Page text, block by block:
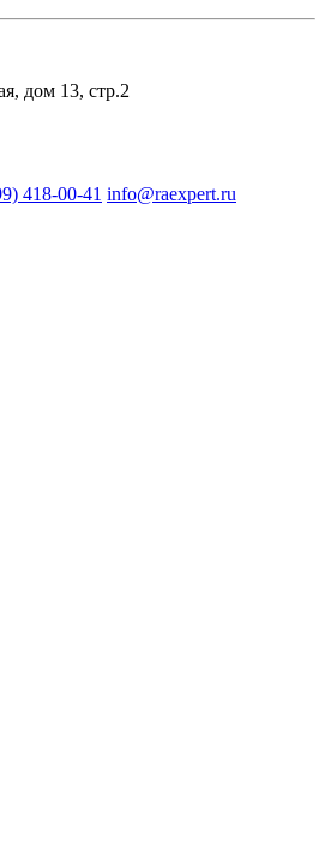
дом 13, стр.2
418-00-41 info@raexpert.ru